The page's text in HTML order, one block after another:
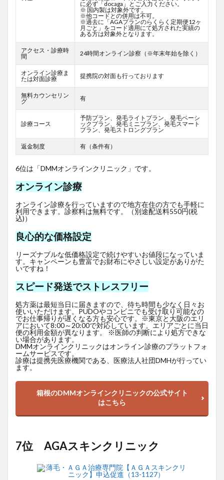
に必ず「docaga」とご入力ください。
※ 国内製は対象外です。
※他コードとの併用は不可。
※過去に「AGAプランのらくらく定期便12ヶ
月ごと」をコード適用にて処方された実績の
ある方は対象外となります。
アクセス・診療時
間
24時間オンライン診察（※年末年始を除く）
オンライン診療ま
たは対面診療
提携院の対面も行っております
無料カウンセリン
グ
有
診療コース
予防プラン、発毛ライトプラン、発毛ベーシ
ックプラン、発毛ミニプラン、発毛スマート
プラン、発毛ストロングプラン
返金制度 有（条件有）
6位は「DMMオンラインクリニック」です。
オンライン診療
オンライン診療を行っていますので地方在住の方でも手軽に
利用できます。診察料は無料です。（別途配送料550円(税
込)）
良心的な価格設定
リーズナブルな低価格設定で続けやすいお値段になっていま
す。キャンペーンも豊富でお財布にやさしい設定がありがた
いですね！
スピード発送でストレスフリー
処方薬は最短当日に届きますので、待ち時間も少なく日々お
使いいただけます。PUDOやコンビニでも受け取り可能なの
でお仕事帰りが遅くなる方も安心です。※東京と大阪のエリ
アにおいて8:00～20:00で対応しています。エリアごとに当日
便の利用金額が異なります。 ※医師の判断により処方できな
い場合があります。
DMMオンラインクリニックはオンライン診療のプラットフォ
ームサービスです。
診療は提携先医療機関である、医療法人社団DMHが行ってい
ます。
箱根のDMMオンラインクリニックの公式サイト
はこちら
7位 AGAスキンクリニック